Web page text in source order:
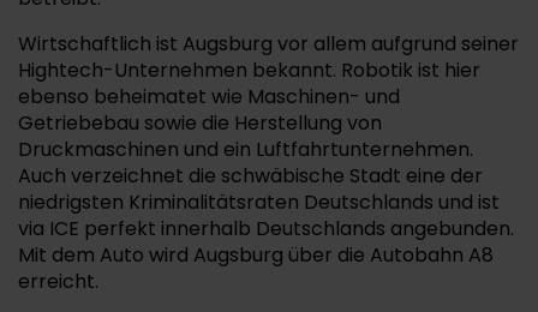
Wirtschaftlich ist Augsburg vor allem aufgrund seiner
Hightech-Unternehmen bekannt. Robotik ist hier
ebenso beheimatet wie Maschinen- und
Getriebebau sowie die Herstellung von
Druckmaschinen und ein Luftfahrtunternehmen.
Auch verzeichnet die schwäbische Stadt eine der
niedrigsten Kriminalitätsraten Deutschlands und ist
via ICE perfekt innerhalb Deutschlands angebunden.
Mit dem Auto wird Augsburg über die Autobahn A8
erreicht.